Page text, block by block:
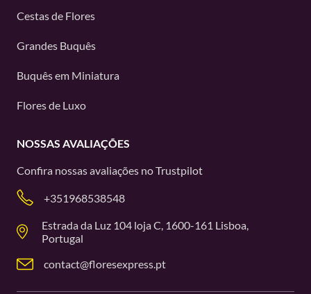
Cestas de Flores
Grandes Buquês
Buquês em Miniatura
Flores de Luxo
NOSSAS AVALIAÇÕES
Confira nossas avaliações noTrustpilot
+351968538548
Estrada da Luz 104 loja C, 1600-161 Lisboa,
Portugal
contact@floresexpress.pt